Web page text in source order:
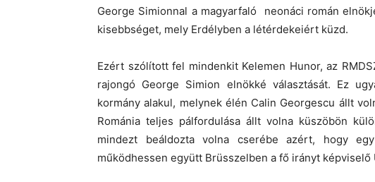
George Simionnal a magyarfaló neonáci román
kisebbséget, mely Erdélyben a létérdekeiért küzd.
Ezért szólított fel mindenkit Kelemen Hunor, az
rajongó George Simion elnökké választását. Ez
kormány alakul, melynek élén Calin Georgescu állt
Románia teljes pálfordulása állt volna küszöbön
mindezt beáldozta volna cserébe azért, hogy
működhessen együtt Brüsszelben a fő irányt